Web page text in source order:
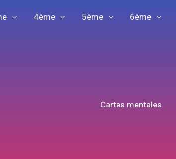
4ème 5ème 6ème
Cartes mentales